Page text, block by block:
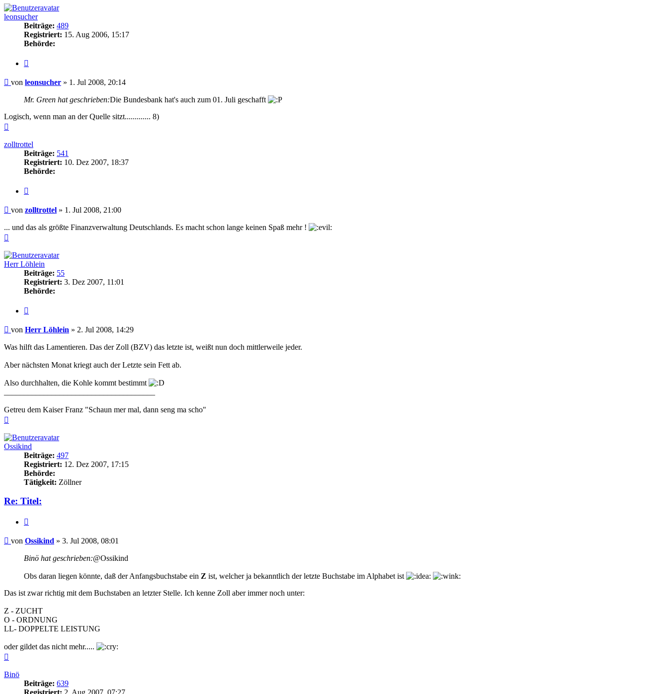
leonsucher
Beiträge: 489
Registriert: 15. Aug 2006, 15:17
Behörde:
Beitrag
von leonsucher » 1. Jul 2008, 20:14
Mr. Green hat geschrieben:Die Bundesbank hat's auch zum 01. Juli geschafft
Logisch, wenn man an der Quelle sitzt............. 8)
zolltrottel
Beiträge: 541
Registriert: 10. Dez 2007, 18:37
Behörde:
Beitrag
von zolltrottel » 1. Jul 2008, 21:00
... und das als größte Finanzverwaltung Deutschlands. Es macht schon lange keinen Spaß mehr !
Herr Löhlein
Beiträge: 55
Registriert: 3. Dez 2007, 11:01
Behörde:
Beitrag
von Herr Löhlein » 2. Jul 2008, 14:29
Was hilft das Lamentieren. Das der Zoll (BZV) das letzte ist, weißt nun doch mittlerweile jeder.
Aber nächsten Monat kriegt auch der Letzte sein Fett ab.
Also durchhalten, die Kohle kommt bestimmt
Getreu dem Kaiser Franz "Schaun mer mal, dann seng ma scho"
Ossikind
Beiträge: 497
Registriert: 12. Dez 2007, 17:15
Behörde:
Tätigkeit: Zöllner
Re: Titel:
Beitrag
von Ossikind » 3. Jul 2008, 08:01
Binö hat geschrieben:@Ossikind
Obs daran liegen könnte, daß der Anfangsbuchstabe ein Z ist, welcher ja bekanntlich der letzte Buchstabe im Alphabet ist
Das ist zwar richtig mit dem Buchstaben an letzter Stelle. Ich kenne Zoll aber immer noch unter:
Z - ZUCHT
O - ORDNUNG
LL- DOPPELTE LEISTUNG
oder gildet das nicht mehr.....
Binö
Beiträge: 639
Registriert: 2. Aug 2007, 07:27